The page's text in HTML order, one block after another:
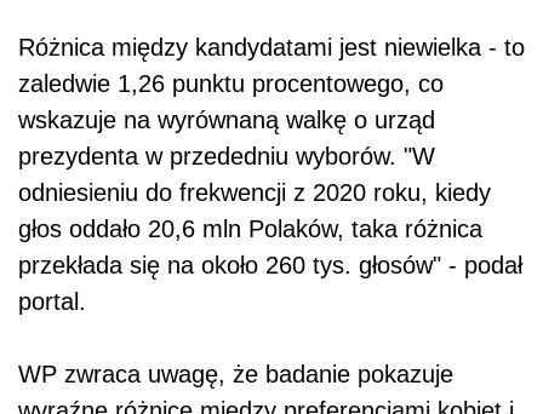
Różnica między kandydatami jest niewielka - to
zaledwie 1,26 punktu procentowego, co
wskazuje na wyrównaną walkę o urząd
prezydenta w przededniu wyborów. "W
odniesieniu do frekwencji z 2020 roku, kiedy
głos oddało 20,6 mln Polaków, taka różnica
przekłada się na około 260 tys. głosów" - podał
portal.
WP zwraca uwagę, że badanie pokazuje